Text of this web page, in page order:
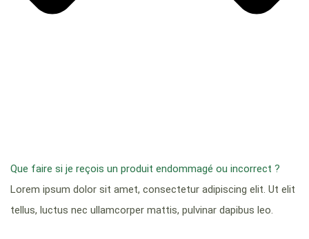
Que faire si je reçois un produit endommagé ou incorrect ?
Lorem ipsum dolor sit amet, consectetur adipiscing elit. Ut elit
tellus, luctus nec ullamcorper mattis, pulvinar dapibus leo.